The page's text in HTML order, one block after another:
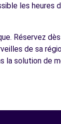
les heures
Réservez
de sa
la solution de